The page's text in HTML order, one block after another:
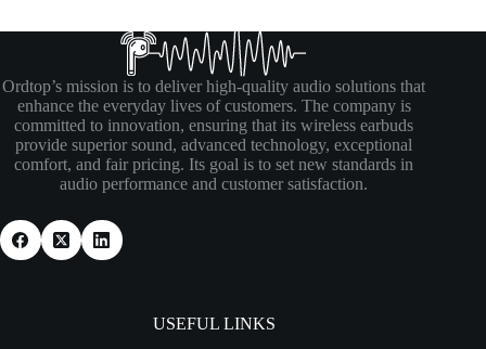
Ordtop’s mission is to deliver high-quality audio solutions that
enhance the everyday lives of customers. The company is
committed to innovation, ensuring that its wireless earbuds
provide superior sound, advanced technology, exceptional
comfort, and fair pricing. Its goal is to set new standards in
audio performance and customer satisfaction.
USEFUL LINKS